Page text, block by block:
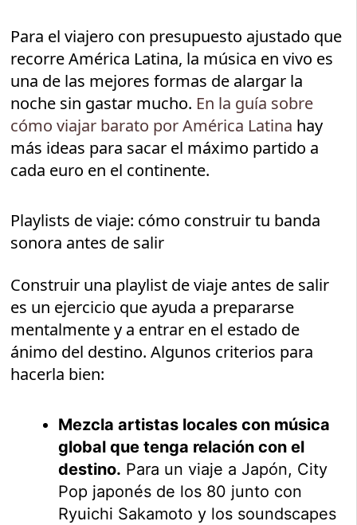
Para el viajero con presupuesto ajustado que
recorre América Latina, la música en vivo es
una de las mejores formas de alargar la
noche sin gastar mucho. En la guía sobre
cómo viajar barato por América Latina hay
más ideas para sacar el máximo partido a
cada euro en el continente.
Playlists de viaje: cómo construir tu banda
sonora antes de salir
Construir una playlist de viaje antes de salir
es un ejercicio que ayuda a prepararse
mentalmente y a entrar en el estado de
ánimo del destino. Algunos criterios para
hacerla bien:
Mezcla artistas locales con música
global que tenga relación con el
destino. Para un viaje a Japón, City
Pop japonés de los 80 junto con
Ryuichi Sakamoto y los soundscapes